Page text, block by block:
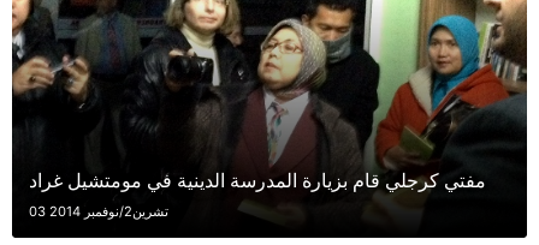
مفتي كرجلي قام بزيارة المدرسة الدينية في مومتشيل غراد
03 تشرين2/نوفمبر 2014